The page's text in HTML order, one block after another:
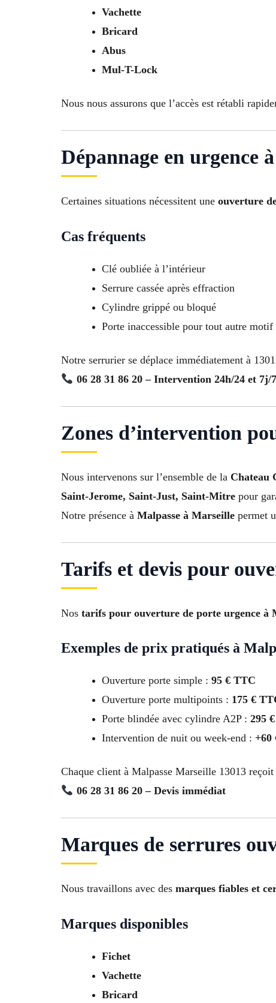
Vachette
Bricard
Abus
Mul-T-Lock
Nous nous assurons que l’accès est rétabli
Dépannage en urgence
Certaines situations nécessitent une ouverture
Cas fréquents
Clé oubliée à l’intérieur
Serrure cassée après effraction
Cylindre grippé ou bloqué
Porte inaccessible pour tout autre motif
Notre serrurier se déplace immédiatement à
06 28 31 86 20 – Intervention 24h/24 et 7j/7
Zones d’intervention
Nous intervenons sur l’ensemble de la Chateau
Saint-Jerome, Saint-Just, Saint-Mitre pour
Notre présence à Malpasse à Marseille permet
Tarifs et devis pour
Nos tarifs pour ouverture de porte urgence à
Exemples de prix pratiqués à
Ouverture porte simple : 95 € TTC
Ouverture porte multipoints : 175 €
Porte blindée avec cylindre A2P : 295
Intervention de nuit ou week-end : +60
Chaque client à Malpasse Marseille 13013 reçoit
06 28 31 86 20 – Devis immédiat
Marques de serrures
Nous travaillons avec des marques fiables et
Marques disponibles
Fichet
Vachette
Bricard